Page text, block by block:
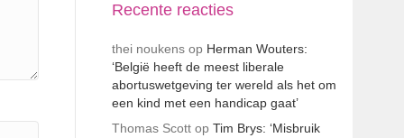
Recente reacties
thei noukensop Herman Wouters:
‘België heeft de meest liberale
abortuswetgeving ter wereld als het om
een kind met een handicap gaat’
Thomas Scottop Tim Brys: ‘Misbruik